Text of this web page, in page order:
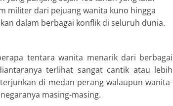
militer dari pejuang wanita kuno hingga
dalam berbagai konflik di seluruh dunia.
tentara wanita menarik dari berbagai
terlihat sangat cantik atau lebih
di medan perang walaupun wanita-
masing-masing.